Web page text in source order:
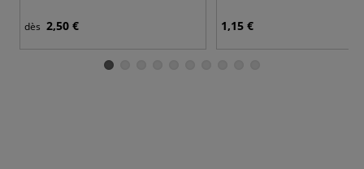
dès 2,50 € 1,15 €